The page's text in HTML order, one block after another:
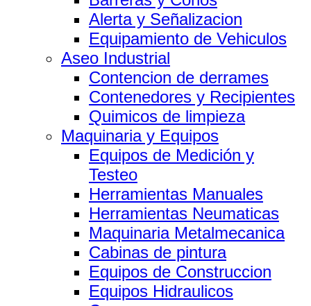
Alerta y Señalizacion
Equipamiento de Vehiculos
Aseo Industrial
Contencion de derrames
Contenedores y Recipientes
Quimicos de limpieza
Maquinaria y Equipos
Equipos de Medición y
Testeo
Herramientas Manuales
Herramientas Neumaticas
Maquinaria Metalmecanica
Cabinas de pintura
Equipos de Construccion
Equipos Hidraulicos